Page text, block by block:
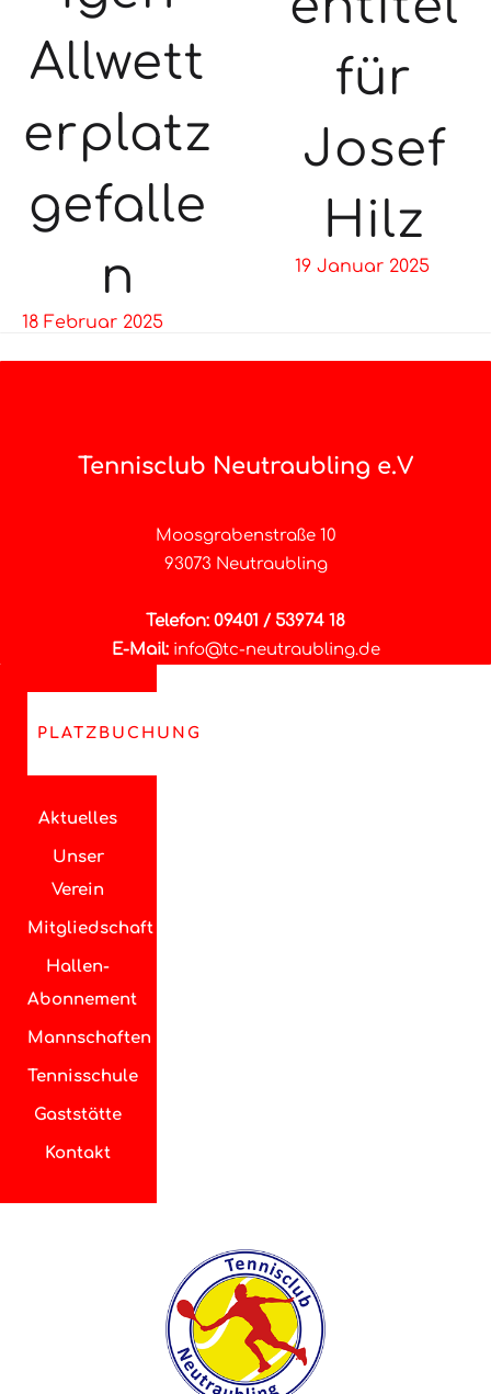
Allwett
erplatz
gefalle
n
18 Februar 2025
für
Josef
Hilz
19 Januar 2025
Tennisclub Neutraubling e.V
Moosgrabenstraße 10
93073 Neutraubling
Telefon: 09401 / 53974 18
E-Mail: info@tc-neutraubling.de
PLATZBUCHUNG
Aktuelles
Unser
Verein
Mitgliedschaft
Hallen-
Abonnement
Mannschaften
Tennisschule
Gaststätte
Kontakt